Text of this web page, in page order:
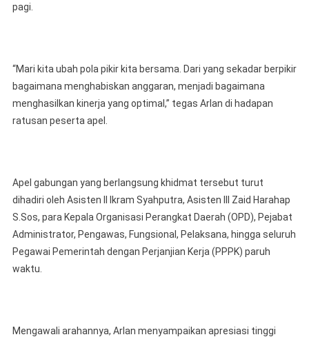
pagi.
“Mari kita ubah pola pikir kita bersama. Dari yang sekadar berpikir
bagaimana menghabiskan anggaran, menjadi bagaimana
menghasilkan kinerja yang optimal,” tegas Arlan di hadapan
ratusan peserta apel.
Apel gabungan yang berlangsung khidmat tersebut turut
dihadiri oleh Asisten II Ikram Syahputra, Asisten III Zaid Harahap
S.Sos, para Kepala Organisasi Perangkat Daerah (OPD), Pejabat
Administrator, Pengawas, Fungsional, Pelaksana, hingga seluruh
Pegawai Pemerintah dengan Perjanjian Kerja (PPPK) paruh
waktu.
Mengawali arahannya, Arlan menyampaikan apresiasi tinggi